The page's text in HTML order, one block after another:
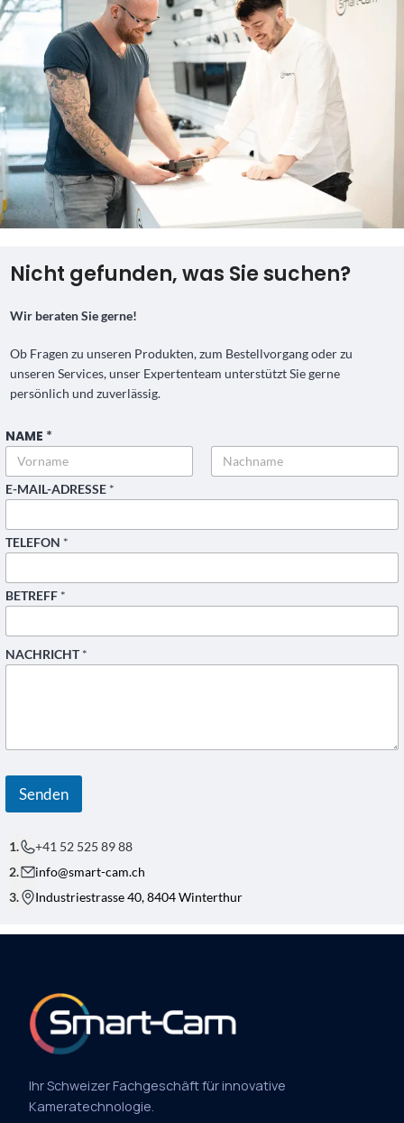
Nicht gefunden, was Sie suchen?
Wir beraten Sie gerne!
Ob Fragen zu unseren Produkten, zum Bestellvorgang oder zu
unseren Services, unser Expertenteam unterstützt Sie gerne
persönlich und zuverlässig.
NAME *
Vorname
N
A
H
R
H
T
*
B
E
E-MAIL-ADRESSE *
TELEFON *
BETREFF *
NACHRICHT*
Senden
+41 52 525 89 88
info@smart-cam.ch
Industriestrasse 40, 8404 Winterthur
Ihr Schweizer Fachgeschäft für innovative
Kameratechnologie.